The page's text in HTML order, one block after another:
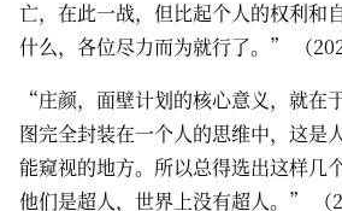
亡，在此一战，但比起个人的权利和
什么，各位尽力而为就行了。” （
“庄颜，面壁计划的核心意义，就在
图完全封装在一个人的思维中，这是
能窥视的地方。所以总得选出这样几
他们是超人，世界上没有超人。” （